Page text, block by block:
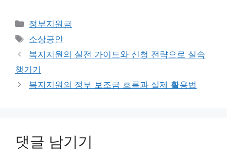
카
테
리
정부지원금
태
그
소상공인
복지지원의 실전 가이드와 신청 전략으로 실속
챙기기
복지지원의 정부 보조금 흐름과 실제 활용법
댓글 남기기